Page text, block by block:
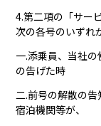
4.第二項の「サー
次の各号のいずれ
一.添乗員、当社
の告げた時
二.前号の解散の告
宿泊機関等が、